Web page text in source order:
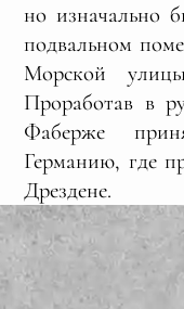
но изначально
подвальном
Морской
Проработав в
Фаберже
Германию, где
Дрездене.